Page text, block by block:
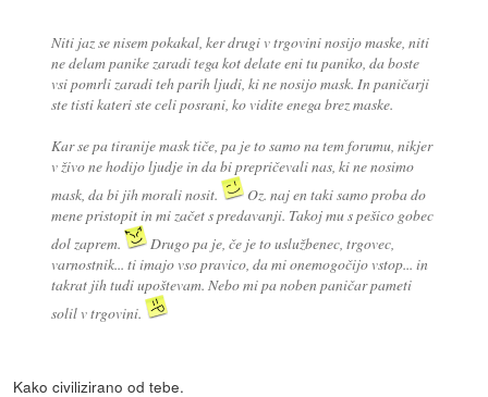
Niti jaz se nisem pokakal, ker drugi v trgovini nosijo maske, niti
ne delam panike zaradi tega kot delate eni tu paniko, da boste
vsi pomrli zaradi teh parih ljudi, ki ne nosijo mask. In paničarji
ste tisti kateri ste celi posrani, ko vidite enega brez maske.
Kar se pa tiranije mask tiče, pa je to samo na tem forumu, nikjer
v živo ne hodijo ljudje in da bi prepričevali nas, ki ne nosimo
mask, da bi jih morali nosit.
Oz. naj en taki samo proba do
mene pristopit in mi začet s predavanji. Takoj mu s pešico gobec
dol zaprem.
Drugo pa je, če je to uslužbenec, trgovec,
varnostnik... ti imajo vso pravico, da mi onemogočijo vstop... in
takrat jih tudi upoštevam. Nebo mi pa noben paničar pameti
solil v trgovini.
Kako civilizirano od tebe.